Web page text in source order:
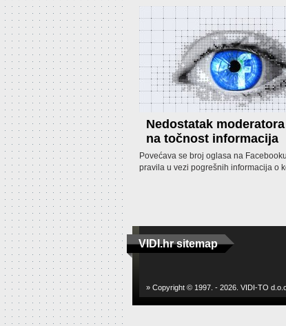
Nedostatak
na točnost informacija
Povećava se broj oglasa na
pravila u vezi pogrešnih informacija o
VIDI.hr sitemap
» Copyright © 1997. - 2026. VIDI-TO